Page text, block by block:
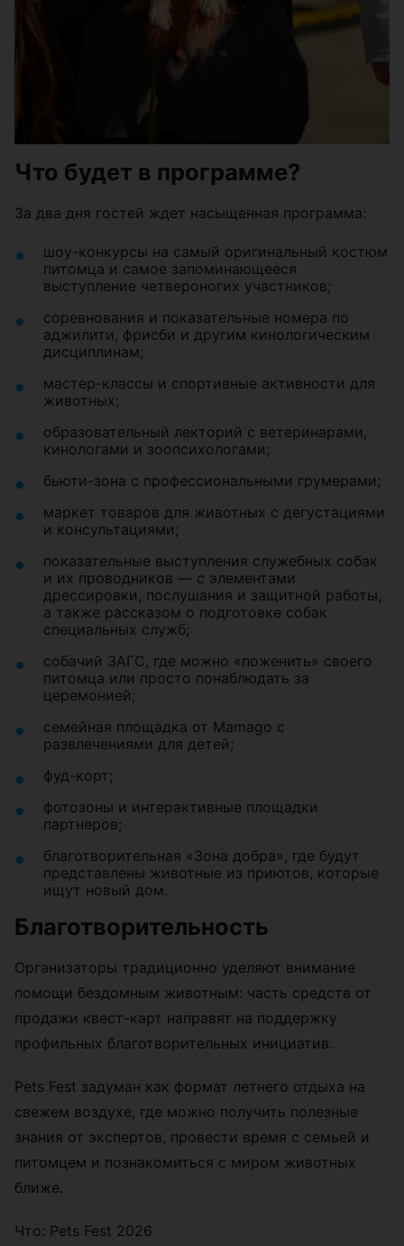
Что будет в программе?
За два дня гостей ждет насыщенная программа:
шоу-конкурсы на самый оригинальный костюм
питомца и самое запоминающееся
выступление четвероногих участников;
соревнования и показательные номера по
аджилити, фрисби и другим кинологическим
дисциплинам;
мастер-классы и спортивные активности для
животных;
образовательный лекторий с ветеринарами,
кинологами и зоопсихологами;
бьюти-зона с профессиональными грумерами;
маркет товаров для животных с дегустациями
и консультациями;
показательные выступления служебных собак
и их проводников — с элементами
дрессировки, послушания и защитной работы,
а также рассказом о подготовке собак
специальных служб;
собачий ЗАГС, где можно «поженить» своего
питомца или просто понаблюдать за
церемонией;
семейная площадка от Mamago с
развлечениями для детей;
фуд-корт;
фотозоны и интерактивные площадки
партнеров;
благотворительная «Зона добра», где будут
представлены животные из приютов, которые
ищут новый дом.
Благотворительность
Организаторы традиционно уделяют внимание
помощи бездомным животным: часть средств от
продажи квест-карт направят на поддержку
профильных благотворительных инициатив.
Pets Fest задуман как формат летнего отдыха на
свежем воздухе, где можно получить полезные
знания от экспертов, провести время с семьей и
питомцем и познакомиться с миром животных
ближе.
Что: Pets Fest 2026